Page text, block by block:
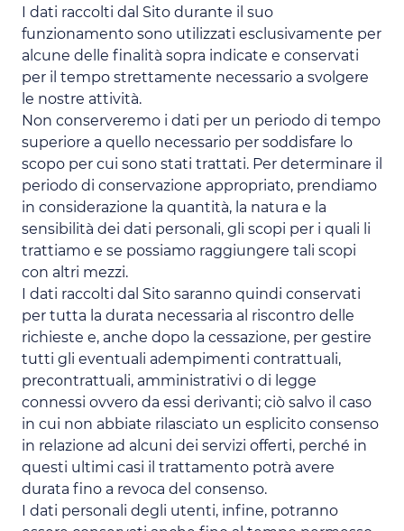
I dati raccolti dal Sito durante il suo
funzionamento sono utilizzati esclusivamente per
alcune delle finalità sopra indicate e conservati
per il tempo strettamente necessario a svolgere
le nostre attività.
Non conserveremo i dati per un periodo di tempo
superiore a quello necessario per soddisfare lo
scopo per cui sono stati trattati. Per determinare il
periodo di conservazione appropriato, prendiamo
in considerazione la quantità, la natura e la
sensibilità dei dati personali, gli scopi per i quali li
trattiamo e se possiamo raggiungere tali scopi
con altri mezzi.
I dati raccolti dal Sito saranno quindi conservati
per tutta la durata necessaria al riscontro delle
richieste e, anche dopo la cessazione, per gestire
tutti gli eventuali adempimenti contrattuali,
precontrattuali, amministrativi o di legge
connessi ovvero da essi derivanti; ciò salvo il caso
in cui non abbiate rilasciato un esplicito consenso
in relazione ad alcuni dei servizi offerti, perché in
questi ultimi casi il trattamento potrà avere
durata fino a revoca del consenso.
I dati personali degli utenti, infine, potranno